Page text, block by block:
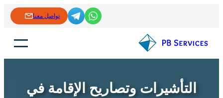
المحتوى
تواصل معنا
التأشيرات وتصاريح الإقامة في